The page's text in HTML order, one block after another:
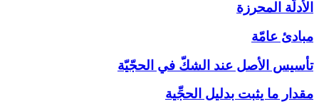
الأدلّة المحرزة
مبادئ عامّة
تأسيس الأصل عند الشكّ في الحجّيّة
مقدار ما يثبت بدليل الحجِّية